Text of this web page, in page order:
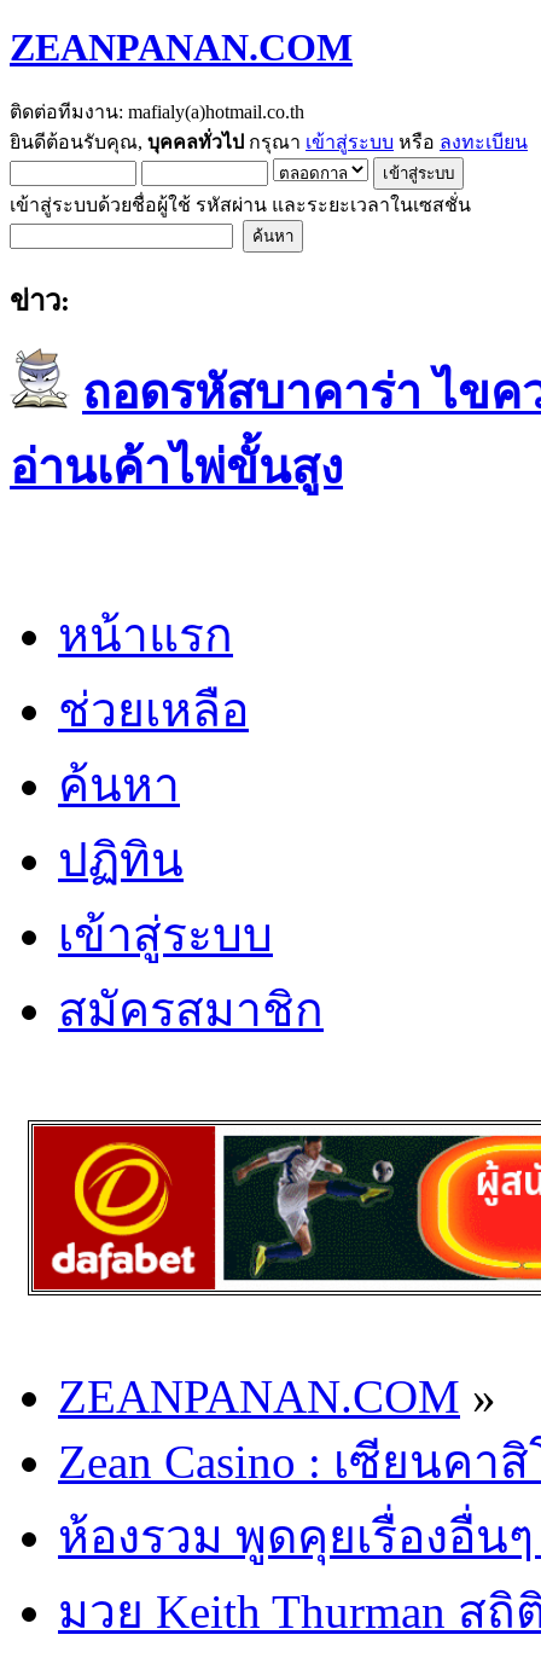
ZEANPANAN.COM
ติดต่อทีมงาน: mafialy(a)hotmail.co.th
ยินดีต้อนรับคุณ, บุคคลทั่วไป กรุณา เข้าสู่ระบบ หรือ ลงทะเบียน
เข้าสู่ระบบด้วยชื่อผู้ใช้ รหัสผ่าน และระยะเวลาในเซสชั่น
ข่าว:
ถอดรหัสบาคาร่า ไขค
อ่านเค้าไพ่ขั้นสูง
หน้าแรก
ช่วยเหลือ
ค้นหา
ปฏิทิน
เข้าสู่ระบบ
สมัครสมาชิก
ZEANPANAN.COM »
Zean Casino : เซียนคา
ห้องรวม พูดคุยเรื่องอื่น
มวย Keith Thurman ส